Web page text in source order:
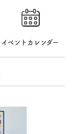
イベントカレンダー